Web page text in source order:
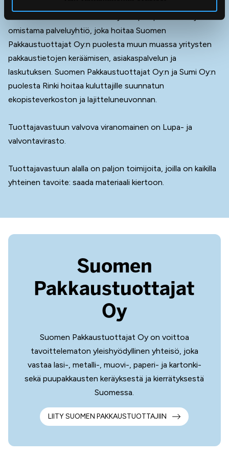
omistama palveluyhtiö, joka hoitaa Suomen
Pakkaustuottajat Oy:n puolesta muun muassa yritysten
pakkaustietojen keräämisen, asiakaspalvelun ja
laskutuksen. Suomen Pakkaustuottajat Oy:n ja Sumi Oy:n
puolesta Rinki hoitaa kuluttajille suunnatun
ekopisteverkoston ja lajitteluneuvonnan.
Tuottajavastuun valvova viranomainen on Lupa- ja
valvontavirasto.
Tuottajavastuun alalla on paljon toimijoita, joilla on kaikilla
yhteinen tavoite: saada materiaali kiertoon.
Suomen
Pakkaustuottajat
Oy
Suomen Pakkaustuottajat Oy on voittoa
tavoittelematon yleishyödyllinen yhteisö, joka
vastaa lasi-, metalli-, muovi-, paperi- ja kartonki-
sekä puupakkausten keräyksestä ja kierrätyksestä
Suomessa.
LIITY SUOMEN PAKKAUSTUOTTAJIIN